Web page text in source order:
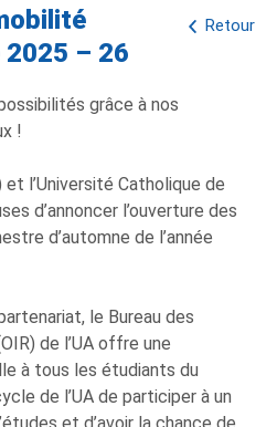
Retour
2025 – 26
grâce à nos
!
et l’Université Catholique de
d’annoncer l’ouverture des
d’automne de l’année
le Bureau des
de l’UA offre une
à tous les étudiants du
de l’UA de participer à un